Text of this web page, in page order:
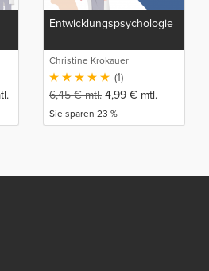
Entwicklungspsychologie
Christine Krokauer
(1)
6,45€mtl. 4,99 € mtl.
Sie sparen 23 %